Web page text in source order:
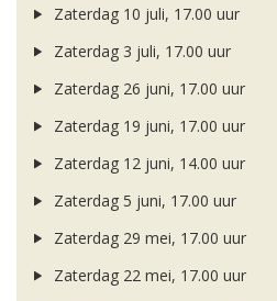
Zaterdag 10 juli, 17.00 uur
Zaterdag 3 juli, 17.00 uur
Zaterdag 26 juni, 17.00 uur
Zaterdag 19 juni, 17.00 uur
Zaterdag 12 juni, 14.00 uur
Zaterdag 5 juni, 17.00 uur
Zaterdag 29 mei, 17.00 uur
Zaterdag 22 mei, 17.00 uur